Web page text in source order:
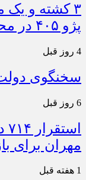
۳ کشته و یک
پژو ۴۰۵ در محور دشت‌عباس–دهلران
4 روز قبل
سخنگوی دولت
6 روز قبل
مهران برای
1 هفته قبل